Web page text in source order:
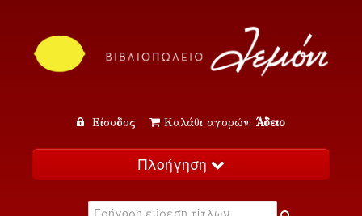
Είσοδος Καλάθι αγορών: Άδειο
Πλοήγηση